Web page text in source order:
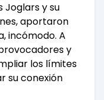
Joglars y su
aportaron
incómodo. A
y
los límites
su conexión